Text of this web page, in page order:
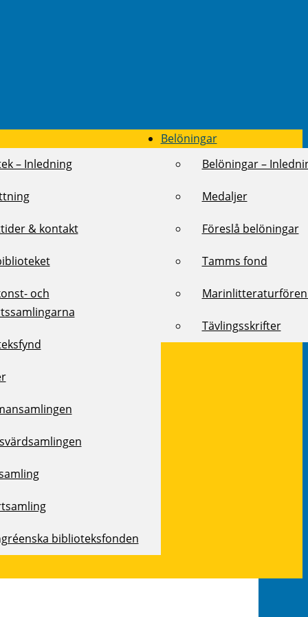
– Inledning
& kontakt
och
biblioteksfonden
Belöningar
Belöningar –
Medaljer
Föreslå belöningar
Tamms fond
Tävlingsskrifter